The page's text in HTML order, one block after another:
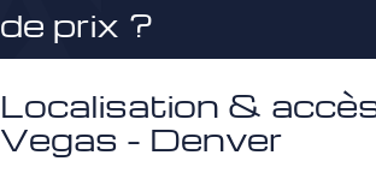
de prix ?
Localisation &
Vegas - Denver